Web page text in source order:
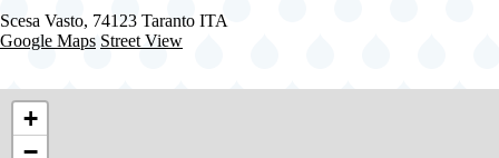
Scesa Vasto, 74123 Taranto ITA
Google Maps Street View
+
−